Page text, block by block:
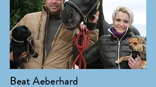
Beat Aeberhard